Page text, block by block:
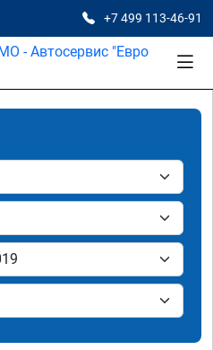
+7 499 113-46-91